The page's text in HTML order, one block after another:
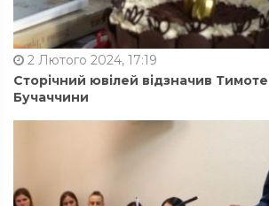
2 Лютого 2024, 17:19
Сторічний ювілей відзначив
Бучаччини